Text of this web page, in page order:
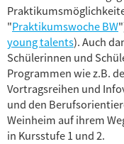
"Praktikumswoche BW
young talents). Auch
Schülerinnen und
Programmen wie z.B.
Vortragsreihen und
und den
Weinheim auf ihrem
in Kursstufe 1 und 2.